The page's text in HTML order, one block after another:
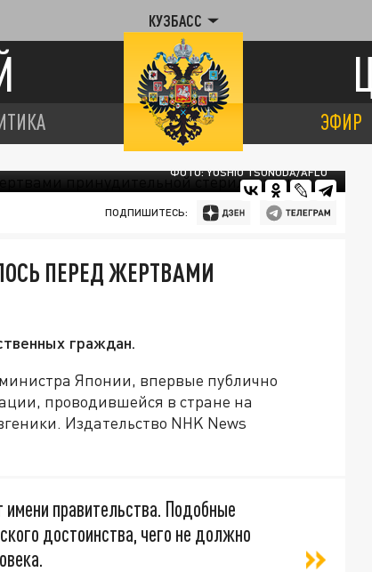
КУЗБАСС
ЭФИР
ФОТО: YOSHIO TSUNODA/AFLO
ПОДПИШИТЕСЬ:
ПЕРЕД ЖЕРТВАМИ
граждан.
Японии, впервые публично
проводившейся в стране на
Издательство NHK News
имени правительства. Подобные
достоинства, чего не должно